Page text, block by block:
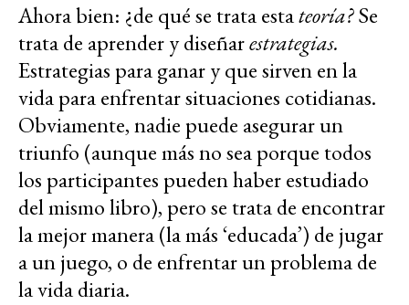
Ahora bien: ¿de qué se trata estateoría?Se
trata de aprender y diseñarestrategias.
Estrategias para ganar y que sirven en la
vida para enfrentar situaciones cotidianas.
Obviamente, nadie puede asegurar un
triunfo (aunque más no sea porque todos
los participantes pueden haber estudiado
del mismo libro), pero se trata de encontrar
la mejor manera (la más ‘educada’) de jugar
a un juego, o de enfrentar un problema de
la vida diaria.